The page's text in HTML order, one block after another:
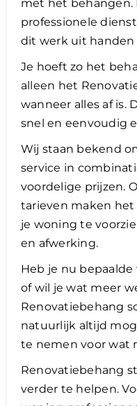
met het behangen.
professionele
dit werk uit
Je hoeft zo het
alleen het
wanneer alles af is.
snel en eenvoudig
Wij staan bekend
service in
voordelige prijzen.
tarieven maken
je woning te
en afwerking.
​Heb je nu
of wil je wat meer
Renovatiebehang
natuurlijk altijd
te nemen voor wat
Renovatiebehang
verder te helpen.